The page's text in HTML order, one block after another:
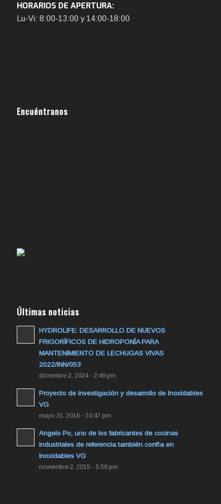
HORARIOS DE APERTURA:
Lu-Vi: 8:00-13:00 y 14:00-18:00
Encuéntranos
Últimas noticias
HYDROLIFE: DESARROLLO DE NUEVOS
FRIGORÍFICOS DE HIDROPONÍA PARA
MANTENIMIENTO DE LECHUGAS VIVAS
2022/INN/053
diciembre 2, 2024 - 2:49 pm
Proyecto de investigación y desarrollo de Inoxidables
VG
mayo 31, 2016 - 10:47 pm
Angelo Po, uno de los fabricantes de cocinas
industriales de referencia también confía en
Inoxidables VG
noviembre 2, 2015 - 5:56 pm